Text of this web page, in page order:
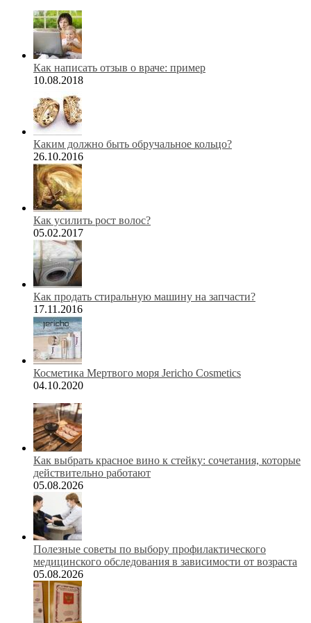
Как написать отзыв о враче: пример
10.08.2018
Каким должно быть обручальное кольцо?
26.10.2016
Как усилить рост волос?
05.02.2017
Как продать стиральную машину на запчасти?
17.11.2016
Косметика Мертвого моря Jericho Cosmetics
04.10.2020
Как выбрать красное вино к стейку: сочетания, которые
действительно работают
05.08.2026
Полезные советы по выбору профилактического
медицинского обследования в зависимости от возраста
05.08.2026